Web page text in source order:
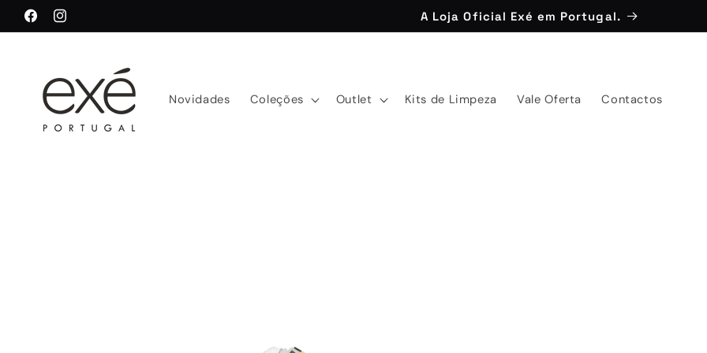
para o
conteúdo
FacebookInstagram
A Loja Oficial Exé em Portugal.
Novidades Coleções Outlet Kits de Limpeza Vale Oferta Contactos